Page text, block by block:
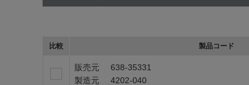
比較 製品コード
販売元
638-35331
製造元
4202-040